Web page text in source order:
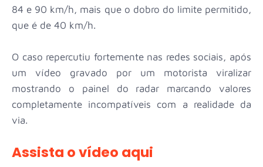
84 e 90 km/h, mais que o dobro do limite permitido,
que é de 40 km/h.
O caso repercutiu fortemente nas redes sociais, após
um vídeo gravado por um motorista viralizar
mostrando o painel do radar marcando valores
completamente incompatíveis com a realidade da
via.
Assista o vídeo aqui